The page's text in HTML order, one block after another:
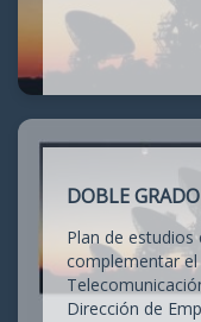
DOBLE
Plan de
complementar
Dirección de